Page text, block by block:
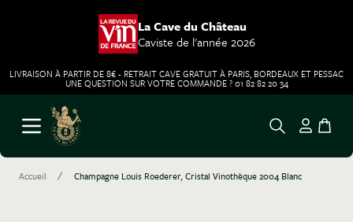
La Cave du Château
Caviste de l'année 2026
LIVRAISON À PARTIR DE 8€ - RETRAIT CAVE GRATUIT À PARIS, BORDEAUX ET PESSAC
UNE QUESTION SUR VOTRE COMMANDE ? 01 82 82 20 34
Aller au contenu
Ouvrir le menu
Accueil / Champagne Louis Roederer, Cristal Vinothèque 2004 Blanc